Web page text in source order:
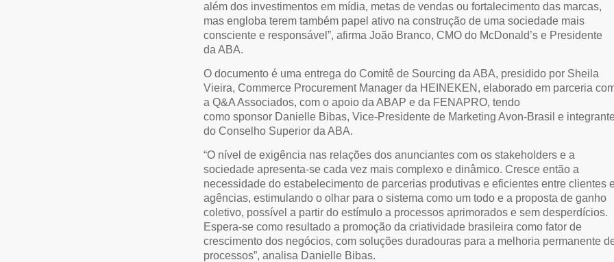
além dos investimentos em mídia, metas de vendas ou fortalecimento das marcas,
mas engloba terem também papel ativo na construção de uma sociedade mais
consciente e responsável”, afirma João Branco, CMO do McDonald’s e Presidente
da ABA.
O documento é uma entrega do Comitê de Sourcing da ABA, presidido por Sheila
Vieira, Commerce Procurement Manager da HEINEKEN, elaborado em parceria
a Q&A Associados, com o apoio da ABAP e da FENAPRO, tendo
como sponsor Danielle Bibas, Vice-Presidente de Marketing Avon-Brasil e
do Conselho Superior da ABA.
“O nível de exigência nas relações dos anunciantes com os stakeholders e a
sociedade apresenta-se cada vez mais complexo e dinâmico. Cresce então a
necessidade do estabelecimento de parcerias produtivas e eficientes entre clientes
agências, estimulando o olhar para o sistema como um todo e a proposta de ganho
coletivo, possível a partir do estímulo a processos aprimorados e sem desperdícios.
Espera-se como resultado a promoção da criatividade brasileira como fator de
crescimento dos negócios, com soluções duradouras para a melhoria permanente
processos”, analisa Danielle Bibas.